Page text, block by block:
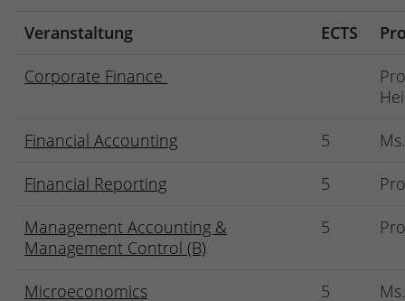
Veranstaltung ECTS
Corporate Finance
Financial Accounting
5
Financial Reporting
5
Management Accounting &
Management Control (B)
5
Microeconomics 5